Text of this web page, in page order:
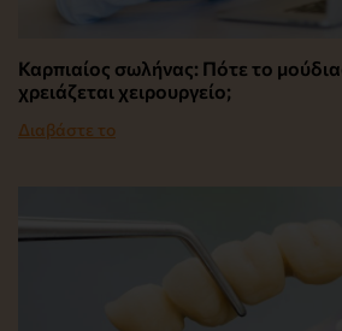
Καρπιαίος σωλήνας: Πότε το
χρειάζεται χειρουργείο;
Διαβάστε το